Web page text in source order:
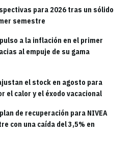
para 2026 tras un sólido
semestre
a la inflación en el primer
al empuje de su gama
el stock en agosto para
el calor y el éxodo vacacional
de recuperación para NIVEA
con una caída del 3,5% en